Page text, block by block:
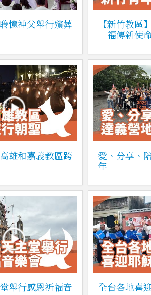
憶神父舉行殯葬
【新竹教區
─福傳新使
雄和嘉義教區跨
愛、分享、
年
舉行感恩祈福音
全台各地喜